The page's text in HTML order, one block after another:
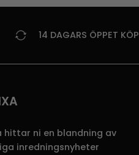
14 DAGARS ÖPPET KÖP
hittar ni en blandning av
inredningsnyheter